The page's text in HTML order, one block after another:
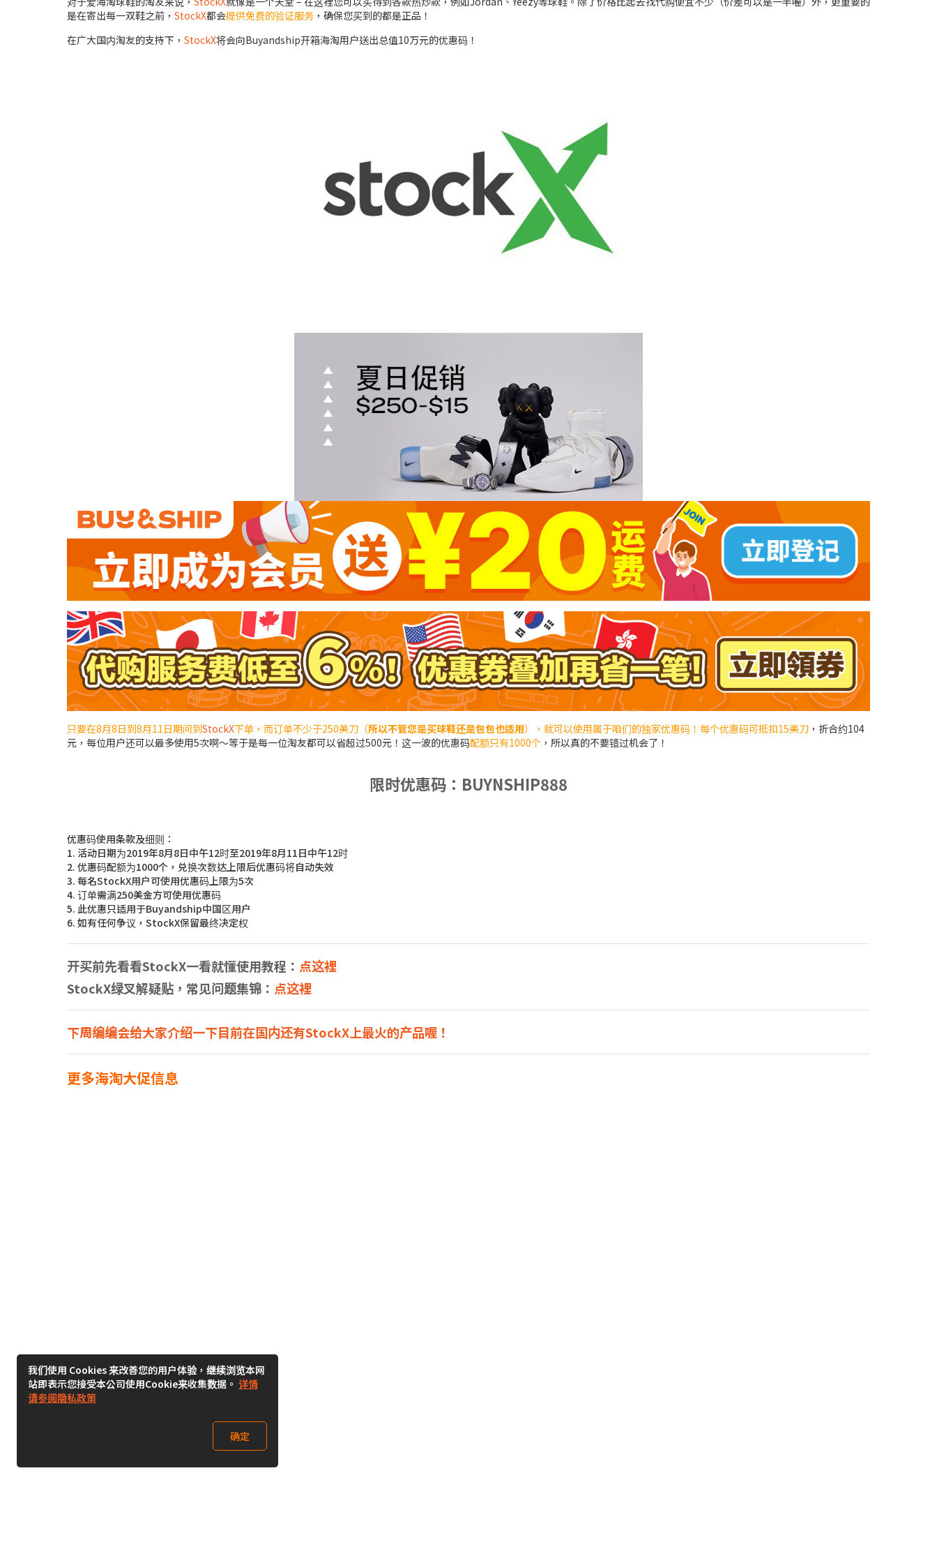
是在寄出每一双鞋之前， StockX都会提供免费的验证服务 ，确保您买到的都是正品！
在广大国内淘友的支持下， StockX将会向Buyandship开箱海淘用户送出总值10万元的优惠码！
只要在8月8日到8月11日期间到StockX下单，而订单不少于250美刀（所以不管您是买球鞋还是包包也适用），就可以使用属于咱们的独家优惠码！每个优惠码可抵扣15美刀 ，折合约104
元，每位用户还可以最多使用5次啊～等于是每一位淘友都可以省超过500元！这一波的优惠码配额只有1000个 ，所以真的不要错过机会了！
限时优惠码：BUYNSHIP888
优惠码使用条款及细则：
1. 活动日期为2019年8月8日中午12时至2019年8月11日中午12时
2. 优惠码配额为1000个，兑换次数达上限后优惠码将自动失效
3. 每名StockX用户可使用优惠码上限为5次
4. 订单需满250美金方可使用优惠码
5. 此优惠只适用于Buyandship中国区用户
6. 如有任何争议，StockX保留最终决定权
开买前先看看StockX一看就懂使用教程： 点这裡
StockX绿叉解疑贴，常见问题集锦： 点这裡
下周编编会给大家介绍一下目前在国内还有StockX上最火的产品喔！
更多海淘大促信息
我们使用 Cookies 来改善您的用户体验，继续浏览本网
站即表示您接受本公司使用Cookie来收集数据。 详情
请参阅隐私政策
确定